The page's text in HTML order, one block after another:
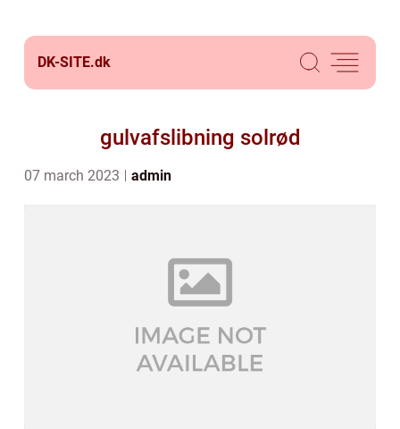
DK-SITE.dk
gulvafslibning solrød
07 march 2023 admin